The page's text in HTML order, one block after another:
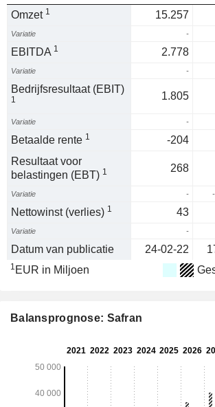
Omzet 1 15.257
Variatie -
EBITDA 1 2.778
Variatie -
Bedrijfsresultaat (EBIT)
1 1.805
Variatie -
Betaalde rente 1 -204
Resultaat voor
belastingen (EBT) 1 268
Variatie -
Nettowinst (verlies) 1 43
Variatie -
Datum van publicatie 24-02-22
1 EUR in Miljoen
Balansprognose: Safran